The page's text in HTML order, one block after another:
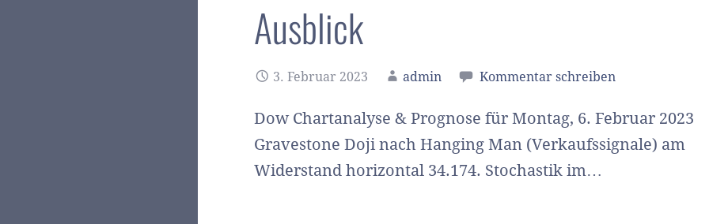
Ausblick
3. Februar 2023 admin Kommentar schreiben
Dow Chartanalyse & Prognose für Montag, 6. Februar 2023
Gravestone Doji nach Hanging Man (Verkaufssignale) am
Widerstand horizontal 34.174. Stochastik im…